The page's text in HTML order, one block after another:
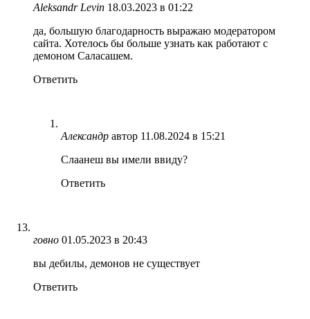
Aleksandr Levin 18.03.2023 в 01:22
да, большую благодарность выражаю модератором
сайта. Хотелось бы больше узнать как работают с
демоном Саласашем.
Ответить
Александр автор 11.08.2024 в 15:21
Слаанеш вы имели ввиду?
Ответить
говно 01.05.2023 в 20:43
вы дебилы, демонов не существует
Ответить